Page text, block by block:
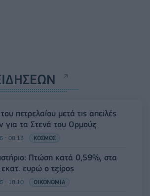
πετρελαίου μετά τις απειλές
για τα Στενά του Ορμούζ
- 08:13 ΚΟΣΜΟΣ
Πτώση κατά 0,59%, στα
ευρώ ο τζίρος
- 18:10 ΟΙΚΟΝΟΜΙΑ